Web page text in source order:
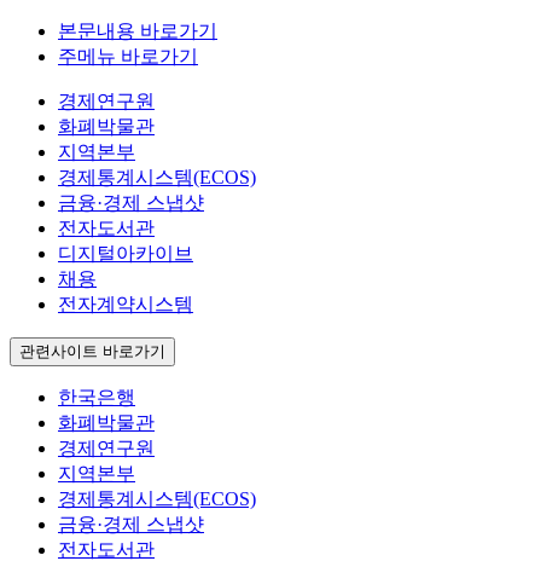
본문내용 바로가기
주메뉴 바로가기
경제연구원
화폐박물관
지역본부
경제통계시스템(ECOS)
금융·경제 스냅샷
전자도서관
디지털아카이브
채용
전자계약시스템
관련사이트 바로가기
한국은행
화폐박물관
경제연구원
지역본부
경제통계시스템(ECOS)
금융·경제 스냅샷
전자도서관